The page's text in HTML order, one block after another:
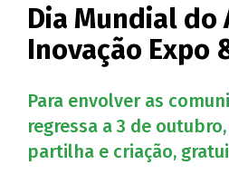
Dia Mundial do
Inovação Expo
Para envolver as
regressa a 3 de
partilha e criação,